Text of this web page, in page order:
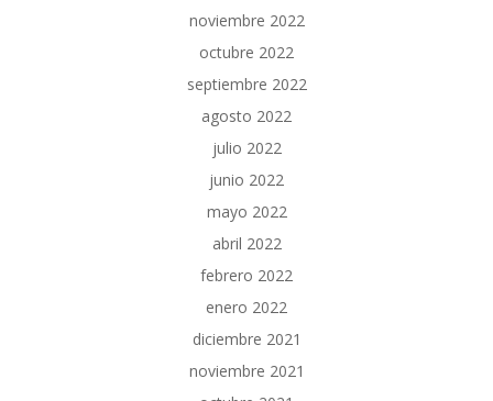
noviembre 2022
octubre 2022
septiembre 2022
agosto 2022
julio 2022
junio 2022
mayo 2022
abril 2022
febrero 2022
enero 2022
diciembre 2021
noviembre 2021